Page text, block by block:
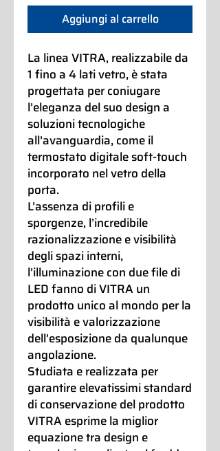
Aggiungi al carrello
La linea VITRA, realizzabile da
1 fino a 4 lati vetro, è stata
progettata per coniugare
l’eleganza del suo design a
soluzioni tecnologiche
all’avanguardia, come il
termostato digitale soft-touch
incorporato nel vetro della
porta.
L’assenza di profili e
sporgenze, l’incredibile
razionalizzazione e visibilità
degli spazi interni,
l’illuminazione con due file di
LED fanno di VITRA un
prodotto unico al mondo per la
visibilità e valorizzazione
dell’esposizione da qualunque
angolazione.
Studiata e realizzata per
garantire elevatissimi standard
di conservazione del prodotto
VITRA esprime la miglior
equazione tra design e